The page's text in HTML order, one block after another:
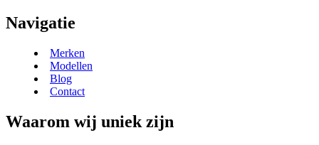
Navigatie
Merken
Modellen
Blog
Contact
Waarom wij uniek zijn